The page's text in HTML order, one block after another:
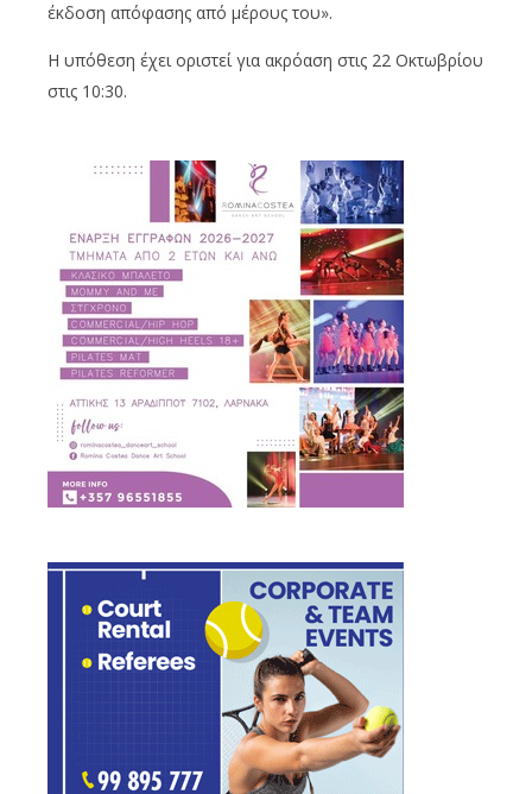
έκδοση απόφασης από μέρους του».
Η υπόθεση έχει οριστεί για ακρόαση στις 22 Οκτωβρίου
στις 10:30.